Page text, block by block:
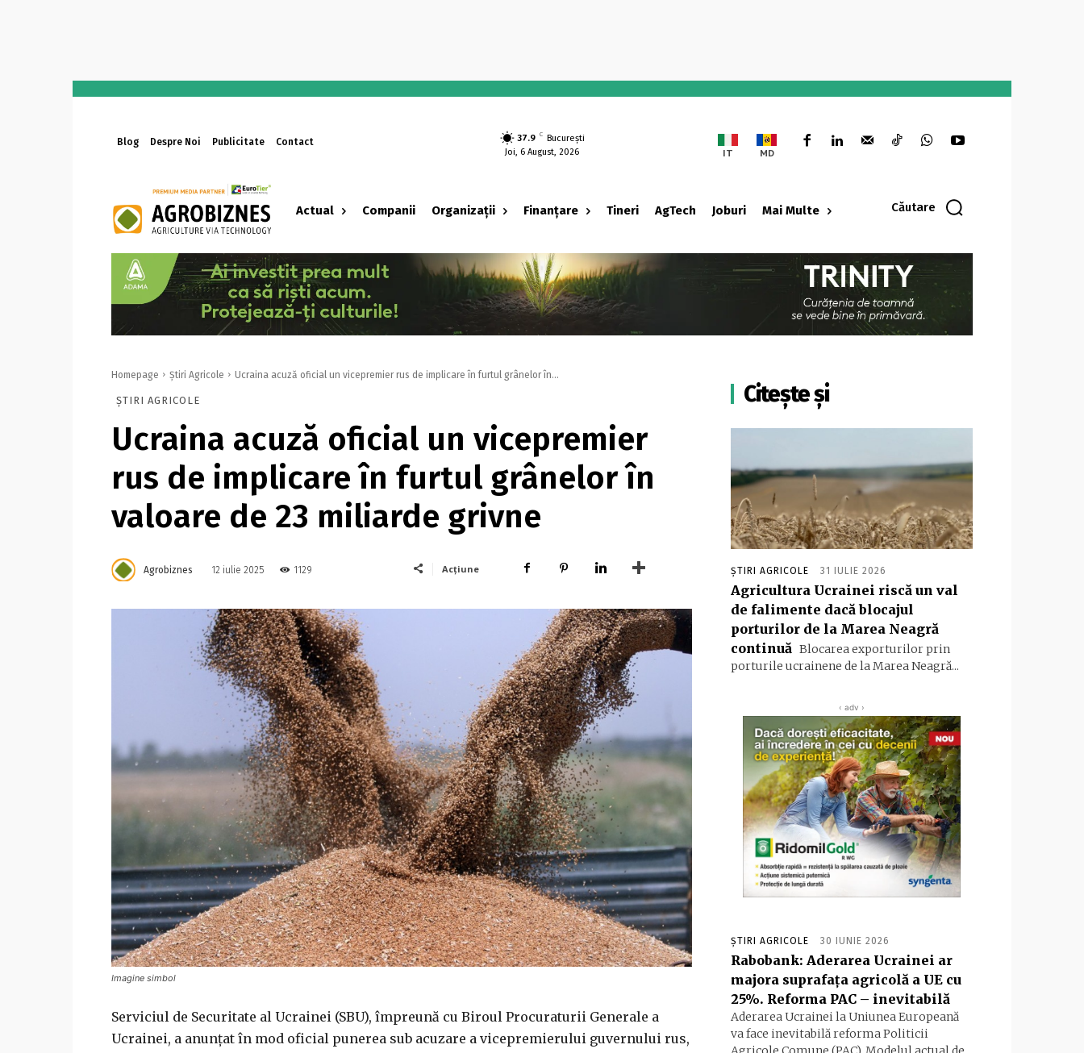
Blog Despre Noi Publicitate Contact 37.9 C București
Joi, 6 August, 2026
IT MD
Actual Companii Organizații Finanțare Tineri AgTech Joburi Mai Multe Căutare
-
Homepage Știri Agricole Ucraina acuză oficial un vicepremier rus de implicare în furtul grânelor în...
ȘTIRI AGRICOLE
Ucraina acuză oficial un vicepremier
rus de implicare în furtul grânelor în
valoare de 23 miliarde grivne
Agrobiznes 12 iulie 2025 1129 Acțiune
Imagine simbol
Serviciul de Securitate al Ucrainei (SBU), împreună cu Biroul Procuraturii Generale a
Ucrainei, a anunțat în mod oficial punerea sub acuzare a vicepremierului guvernului rus,
Citește și
ȘTIRI AGRICOLE 31 IULIE 2026
Agricultura Ucrainei riscă un val
de falimente dacă blocajul
porturilor de la Marea Neagră
continuă Blocarea exporturilor prin
porturile ucrainene de la Marea Neagră...
‹ adv ›
ȘTIRI AGRICOLE 30 IUNIE 2026
Rabobank: Aderarea Ucrainei ar
majora suprafața agricolă a UE cu
25%. Reforma PAC – inevitabilă
Aderarea Ucrainei la Uniunea Europeană
va face inevitabilă reforma Politicii